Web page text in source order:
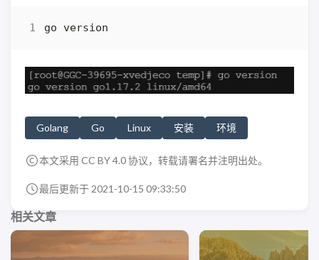
Golang Go Linux 安装 环境
本文采用 CC BY 4.0 协议，转载请署名并注明出处。
最后更新于 2021-10-15 09:33:50
相关文章